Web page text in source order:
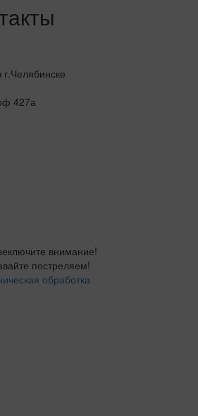
427а
внимание!
постреляем!